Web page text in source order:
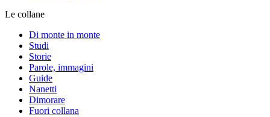
Le collane
Di monte in monte
Studi
Storie
Parole, immagini
Guide
Nanetti
Dimorare
Fuori collana